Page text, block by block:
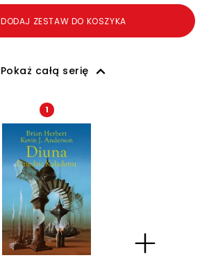
DODAJ ZESTAW DO KOSZYKA
Pokaż całą serię
1